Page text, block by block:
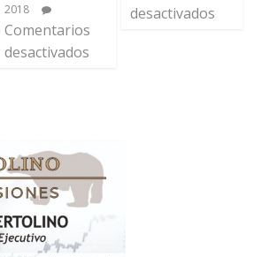
2018
Comentarios
desactivados
desactivados